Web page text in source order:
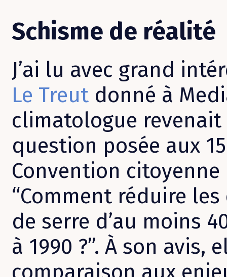
Schisme de réalité
J’ai lu avec grand
Le Treutdonné à
climatologue
question posée aux
Convention
“Comment réduire
de serre d’au moins
à 1990 ?”. À son
comparaison aux